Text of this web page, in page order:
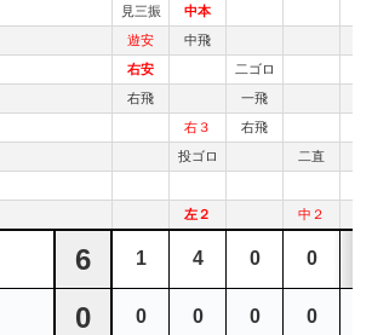
見三振 中本
遊安 中飛
右安 二ゴロ
右飛 一飛
右３ 右飛
投ゴロ
二直
左２ 中２
6 1 4 0 0
0 0 0 0 0